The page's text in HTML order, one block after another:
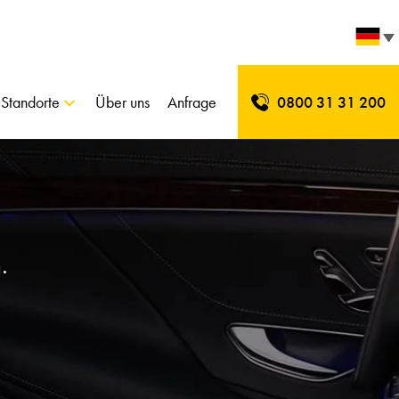
Standorte Über uns Anfrage 0800 31 31 200